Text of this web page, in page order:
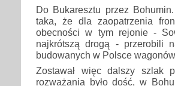
Do Bukaresztu przez
taka, że dla zaopatrzenia
obecności w tym rejonie -
najkrótszą drogą - przerobili
budowanych w Polsce
Zostawał więc dalszy szlak
rozważania było dość, w